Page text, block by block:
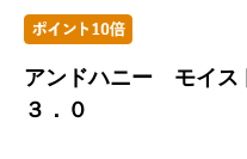
アンドハニー モイ
３．０